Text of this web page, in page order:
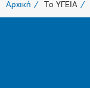
Αρχική Το ΥΓΕΙΑ